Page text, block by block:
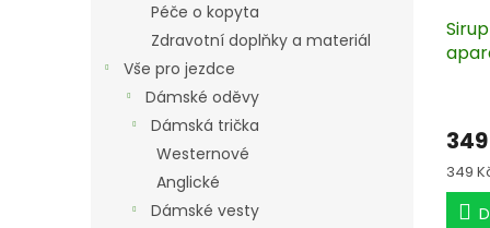
Péče o kopyta
Zdravotní doplňky a materiál
Vše pro jezdce
Dámské oděvy
Dámská trička
Westernové
Anglické
Dámské vesty
Měrná
cena:
349